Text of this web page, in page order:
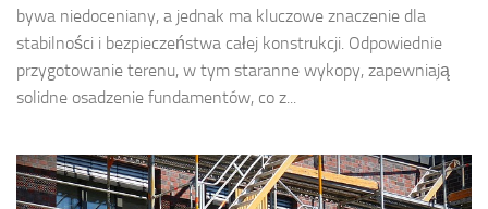
bywa niedoceniany, a jednak ma kluczowe znaczenie dla
stabilności i bezpieczeństwa całej konstrukcji. Odpowiednie
przygotowanie terenu, w tym staranne wykopy, zapewniają
solidne osadzenie fundamentów, co z...